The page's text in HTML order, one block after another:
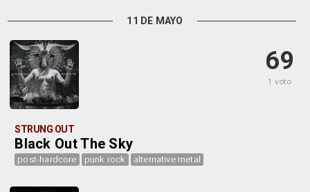
11 DE MAYO
69
1 voto
STRUNG OUT
Black Out The Sky
post-hardcore punk rock alternative metal